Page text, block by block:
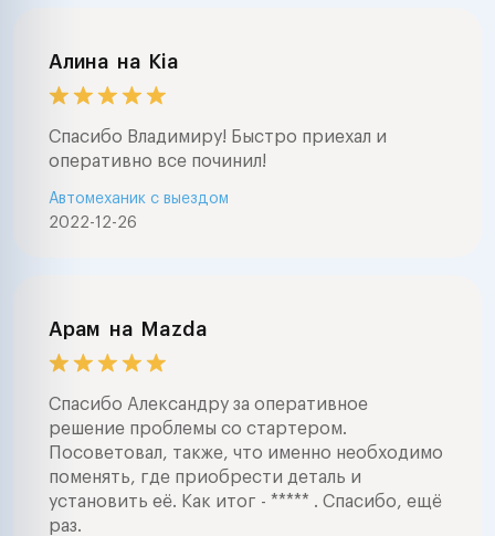
Алина на Kia
Спасибо Владимиру! Быстро приехал и
оперативно все починил!
2022-12-26
Автомеханик с выездом
Арам на Mazda
Спасибо Александру за оперативное
решение проблемы со стартером.
Посоветовал, также, что именно необходимо
поменять, где приобрести деталь и
установить её. Как итог - ***** . Спасибо, ещё
раз.